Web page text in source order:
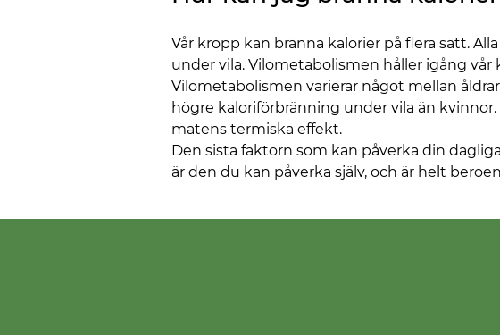
Vår kropp kan bränna kalorier på flera sätt.
under vila. Vilometabolismen håller igång
Vilometabolismen varierar något mellan
högre kaloriförbränning under vila än
matens termiska effekt.
Den sista faktorn som kan påverka din
är den du kan påverka själv, och är helt